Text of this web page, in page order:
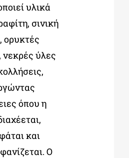
υλικά
σινική
ορυκτές
νεκρές ύλες
όπου η
και
Ο